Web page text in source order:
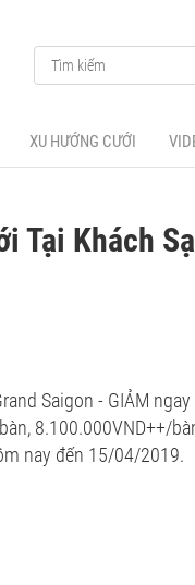
XU HƯỚNG CƯỚI
Tại Khách
Saigon - GIẢM
8.100.000VND++/
nay đến 15/04/2019.